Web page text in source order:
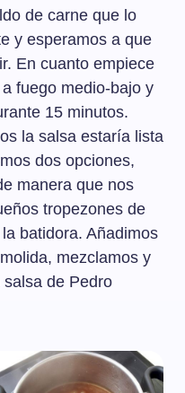
de carne que lo
y esperamos a que
En cuanto empiece
fuego medio-bajo y
15 minutos.
la salsa estaría lista
dos opciones,
manera que nos
tropezones de
batidora. Añadimos
mezclamos y
de Pedro